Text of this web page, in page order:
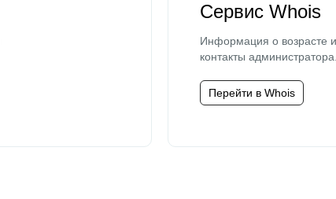
Сервис Whois
Информация о возрасте
контакты
Перейти в Whois